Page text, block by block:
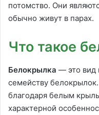
потомство. Они
обычно живут в парах.
Что такое
Белокрылка — это вид
семейству
благодаря белым
характерной